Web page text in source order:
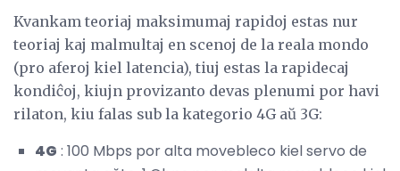
Kvankam teoriaj maksimumaj rapidoj estas nur
teoriaj kaj malmultaj en scenoj de la reala mondo
(pro aferoj kiel latencia), tiuj estas la rapidecaj
kondiĉoj, kiujn provizanto devas plenumi por havi
rilaton, kiu falas sub la kategorio 4G aŭ 3G:
4G : 100 Mbps por alta movebleco kiel servo de